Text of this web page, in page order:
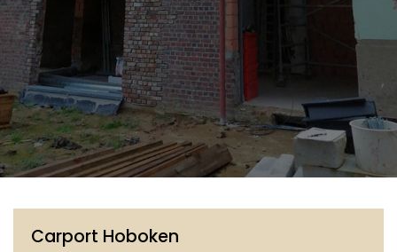
Carport Hoboken